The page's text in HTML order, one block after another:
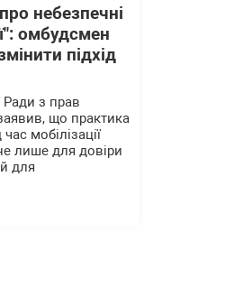
небезпечні
омбудсмен
підхід
з прав
що практика
мобілізації
лише для довіри
для